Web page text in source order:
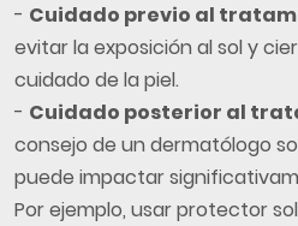
- Cuidado previo al
evitar la exposición al sol y
cuidado de la piel.
- Cuidado posterior al
consejo de un dermatólogo
puede impactar
Por ejemplo, usar protector